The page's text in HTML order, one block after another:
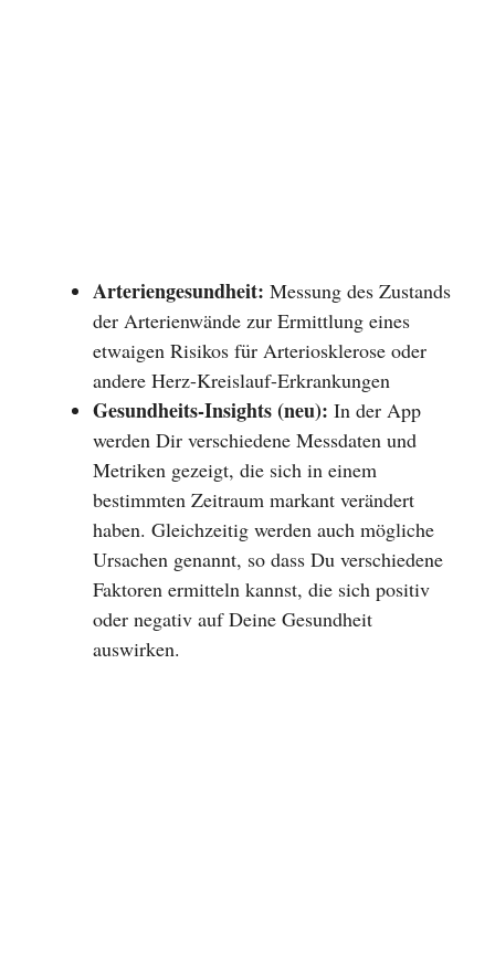
Arteriengesundheit: Messung des Zustands
der Arterienwände zur Ermittlung eines
etwaigen Risikos für Arteriosklerose oder
andere Herz-Kreislauf-Erkrankungen
Gesundheits-Insights (neu): In der App
werden Dir verschiedene Messdaten und
Metriken gezeigt, die sich in einem
bestimmten Zeitraum markant verändert
haben. Gleichzeitig werden auch mögliche
Ursachen genannt, so dass Du verschiedene
Faktoren ermitteln kannst, die sich positiv
oder negativ auf Deine Gesundheit
auswirken.